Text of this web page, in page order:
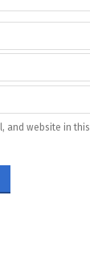
and website in